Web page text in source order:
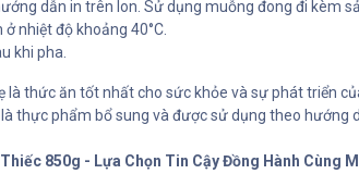
dẫn in trên lon. Sử dụng muỗng đong đi kèm
nhiệt độ khoảng 40°C.
khi pha.
là thức ăn tốt nhất cho sức khỏe và sự phát triển
thực phẩm bổ sung và được sử dụng theo hướng
850g - Lựa Chọn Tin Cậy Đồng Hành Cùng